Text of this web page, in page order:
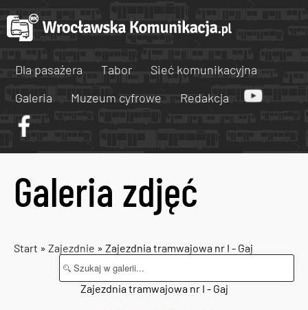
Dla pasażera Tabor
Sieć komunikacyjna
Galeria
Muzeum cyfrowe Redakcja
Galeria zdjęć
Start » Zajezdnie » Zajezdnia tramwajowa nr I - Gaj
Zajezdnia tramwajowa nr I - Gaj